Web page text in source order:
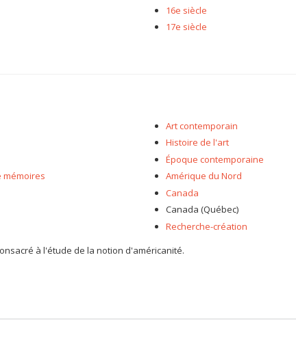
à titre de conseiller en patrimoine au sein du Conseil du
comité des biens mobiliers et des œuvres d’art, ainsi que pour le
la Journée des archives, les Journées du patrimoine religieux et les
16e siècle
17e siècle
mémoires
Art contemporain
Histoire de l'art
Époque contemporaine
Amérique du Nord
Canada
Canada (Québec)
Recherche-création
à l'étude de la notion d'américanité.